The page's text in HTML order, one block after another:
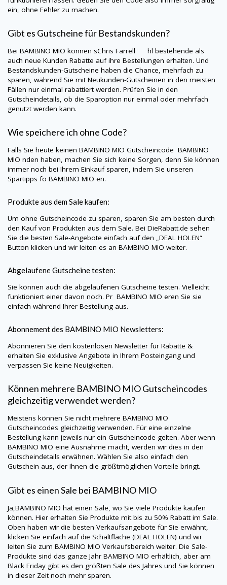
ein, ohne Fehler zu machen.
Gibt es Gutscheine für Bestandskunden?
Bei BAMBINO MIO können sChris Farrell hl bestehende als
auch neue Kunden Rabatte auf ihre Bestellungen erhalten. Und
Bestandskunden-Gutscheine haben die Chance, mehrfach zu
sparen, während Sie mit Neukunden-Gutscheinen in den meisten
Fällen nur einmal rabattiert werden. Prüfen Sie in den
Gutscheindetails, ob die Sparoption nur einmal oder mehrfach
genutzt werden kann.
Wie speichere ich ohne Code?
Falls Sie heute keinen BAMBINO MIO Gutscheincode BAMBINO
MIO nden haben, machen Sie sich keine Sorgen, denn Sie können
immer noch bei Ihrem Einkauf sparen, indem Sie unseren
Spartipps fo BAMBINO MIO en.
Produkte aus dem Sale kaufen:
Um ohne Gutscheincode zu sparen, sparen Sie am besten durch
den Kauf von Produkten aus dem Sale. Bei DieRabatt.de sehen
Sie die besten Sale-Angebote einfach auf den „DEAL HOLEN“
Button klicken und wir leiten es an BAMBINO MIO weiter.
Abgelaufene Gutscheine testen:
Sie können auch die abgelaufenen Gutscheine testen. Vielleicht
funktioniert einer davon noch. Pr BAMBINO MIO eren Sie sie
einfach während Ihrer Bestellung aus.
Abonnement des BAMBINO MIO Newsletters:
Abonnieren Sie den kostenlosen Newsletter für Rabatte &
erhalten Sie exklusive Angebote in Ihrem Posteingang und
verpassen Sie keine Neuigkeiten.
Können mehrere BAMBINO MIOGutscheincodes
gleichzeitig verwendet werden?
Meistens können Sie nicht mehrere BAMBINO MIO
Gutscheincodes gleichzeitig verwenden. Für eine einzelne
Bestellung kann jeweils nur ein Gutscheincode gelten. Aber wenn
BAMBINO MIO eine Ausnahme macht, werden wir dies in den
Gutscheindetails erwähnen. Wählen Sie also einfach den
Gutschein aus, der Ihnen die größtmöglichen Vorteile bringt.
Gibt es einen Sale bei BAMBINO MIO
Ja,BAMBINO MIO hat einen Sale, wo Sie viele Produkte kaufen
können. Hier erhalten Sie Produkte mit bis zu 50% Rabatt im Sale.
Oben haben wir die besten Verkaufsangebote für Sie erwähnt,
klicken Sie einfach auf die Schaltfläche (DEAL HOLEN) und wir
leiten Sie zum BAMBINO MIO Verkaufsbereich weiter. Die Sale-
Produkte sind das ganze Jahr BAMBINO MIO erhältlich, aber am
Black Friday gibt es den größten Sale des Jahres und Sie können
in dieser Zeit noch mehr sparen.